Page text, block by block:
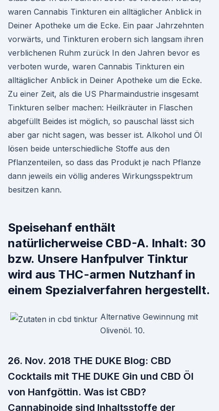
waren Cannabis Tinkturen ein alltäglicher Anblick in
Deiner Apotheke um die Ecke. Ein paar Jahrzehnten
vorwärts, und Tinkturen erobern sich langsam ihren
verblichenen Ruhm zurück In den Jahren bevor es
verboten wurde, waren Cannabis Tinkturen ein
alltäglicher Anblick in Deiner Apotheke um die Ecke.
Zu einer Zeit, als die US Pharmaindustrie insgesamt
Tinkturen selber machen: Heilkräuter in Flaschen
abgefüllt Beides ist möglich, so pauschal lässt sich
aber gar nicht sagen, was besser ist. Alkohol und Öl
lösen beide unterschiedliche Stoffe aus den
Pflanzenteilen, so dass das Produkt je nach Pflanze
dann jeweils ein völlig anderes Wirkungsspektrum
besitzen kann.
Speisehanf enthält
natürlicherweise CBD-A. Inhalt: 30
bzw. Unsere Hanfpulver Tinktur
wird aus THC-armen Nutzhanf in
einem Spezialverfahren hergestellt.
Alternative Gewinnung mit
Olivenöl. 10.
26. Nov. 2018 THE DUKE Blog: CBD
Cocktails mit THE DUKE Gin und CBD Öl
von Hanfgöttin. Was ist CBD?
Cannabinoide sind Inhaltsstoffe der